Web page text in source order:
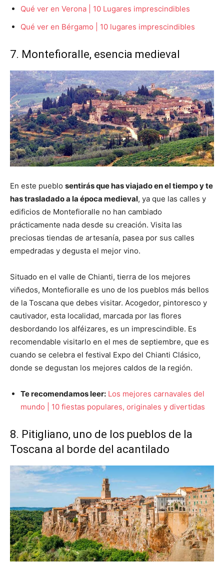
Qué ver en Verona | 10 Lugares imprescindibles
Qué ver en Bérgamo | 10 lugares imprescindibles
7. Montefioralle, esencia medieval
En este pueblo sentirás que has viajado en el tiempo y te
has trasladado a la época medieval, ya que las calles y
edificios de Montefioralle no han cambiado
prácticamente nada desde su creación. Visita las
preciosas tiendas de artesanía, pasea por sus calles
empedradas y degusta el mejor vino.
Situado en el valle de Chianti, tierra de los mejores
viñedos, Montefioralle es uno de los pueblos más bellos
de la Toscana que debes visitar. Acogedor, pintoresco y
cautivador, esta localidad, marcada por las flores
desbordando los alféizares, es un imprescindible. Es
recomendable visitarlo en el mes de septiembre, que es
cuando se celebra el festival Expo del Chianti Clásico,
donde se degustan los mejores caldos de la región.
Te recomendamos leer: Los mejores carnavales del
mundo | 10 fiestas populares, originales y divertidas
8. Pitigliano, uno de los pueblos de la
Toscana al borde del acantilado